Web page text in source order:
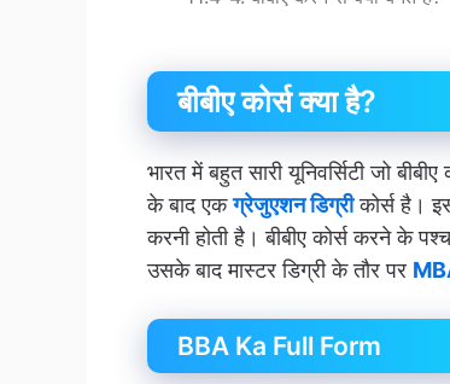
बीबीए कोर्स क्या है?
भारत में बहुत सारी यूनिवर्सिटी जो
के बाद एकग्रेजुएशन डिग्रीकोर्स है।
करनी होती है। बीबीए कोर्स करने के
उसके बाद मास्टर डिग्री के तौर पर
BBA Ka Full Form